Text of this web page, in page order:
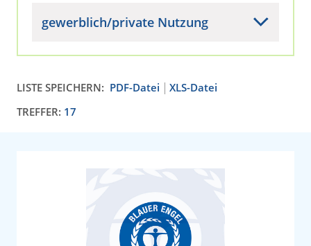
gewerblich/private Nutzung
LISTE SPEICHERN: PDF-Datei
XLS-Datei
TREFFER: 17